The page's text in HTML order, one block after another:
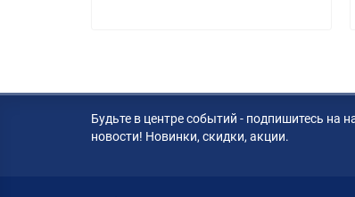
Будьте в центре событий - подпишитесь на
новости! Новинки, скидки, акции.